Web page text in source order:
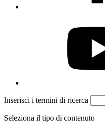
Inserisci i termini di ricerca
Seleziona il tipo di contenuto